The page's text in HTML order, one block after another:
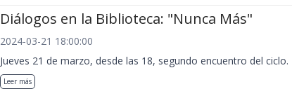
Diálogos en la Biblioteca: "Nunca Más"
2024-03-21 18:00:00
Jueves 21 de marzo, desde las 18, segundo encuentro del ciclo.
Leer más